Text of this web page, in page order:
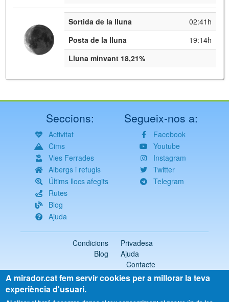
Sortida de la lluna
02:41h
Posta de la lluna
19:14h
Lluna minvant 18,21%
Seccions:
Activitat
Cims
Vies Ferrades
Albergs i refugis
Últims llocs afegits
Rutes
Blog
Ajuda
Segueix-nos a:
Facebook
Youtube
Instagram
Twitter
Telegram
Condicions
Privadesa
Blog
Ajuda
Contacte
2018-2026 ©mirador.cat
Tots els drets reservats
A mirador.cat fem servir cookies per a millorar la teva
experiència d'usuari.